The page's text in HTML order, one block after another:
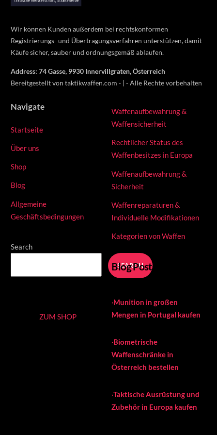
Wir können Kunden außerdem bei rechtskonformen
Registrierungs- und Übertragungsverfahren unterstützen, damit
Käufe sicher, sauber und ordnungsgemäß ablaufen.
Address: 74 Gasse, 9930 Innervillgraten, Österreich
Bereitgestellt von taktikwaffen.com - | - Alle Rechte vorbehalten
Navigate
Startseite
Über uns
Shop
Blog
Allgemeine
Geschäftsbedingungen
Search
SEARCH
Waffenaufbewahrung &
Waffensicherheit
Rechtlicher Status des
Waffenbesitzes in Europa
Waffenaufbewahrung &
Sicherheit
Waffenreparaturen &
Individuelle Modifikationen
Kategorien von Waffen
Blog Posts
ZUM SHOP
·Munition in großen
Mengen in Portugal kaufen
·Biometrische
Waffenschränke in
Österreich bestellen
·Taktische Ausrüstung und
Zubehör in Europa kaufen